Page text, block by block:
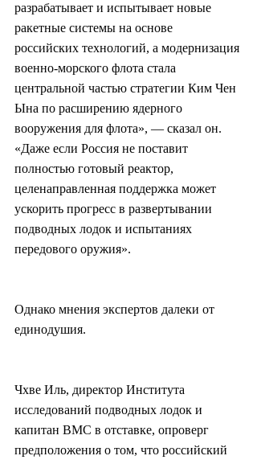
разрабатывает и испытывает новые
ракетные системы на основе
российских технологий, а модернизация
военно-морского флота стала
центральной частью стратегии Ким Чен
Ына по расширению ядерного
вооружения для флота», — сказал он.
«Даже если Россия не поставит
полностью готовый реактор,
целенаправленная поддержка может
ускорить прогресс в развертывании
подводных лодок и испытаниях
передового оружия».
Однако мнения экспертов далеки от
единодушия.
Чхве Иль, директор Института
исследований подводных лодок и
капитан ВМС в отставке, опроверг
предположения о том, что российский